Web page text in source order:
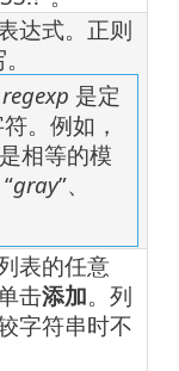
达式。正则
regexp 是定
。例如，
相等的模
gray”、
表的任意
击添加。列
字符串时不